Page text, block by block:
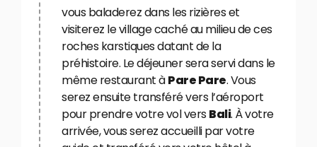
vous baladerez dans les rizières et
visiterez le village caché au milieu de ces
roches karstiques datant de la
préhistoire. Le déjeuner sera servi dans le
même restaurant àPare Pare. Vous
serez ensuite transféré vers l’aéroport
pour prendre votre vol versBali. À votre
arrivée, vous serez accueilli par votre